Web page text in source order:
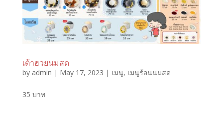
เต้าฮวยนมสด
by admin | May 17, 2023 | เมนู, เมนูร้อนนมสด
35 บาท